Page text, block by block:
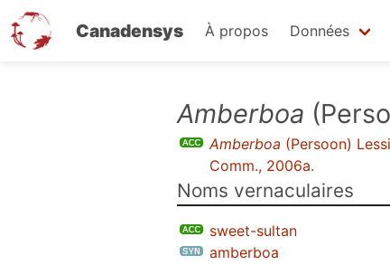
Canadensys À propos Données
Amberboa
Amberboa (Persoon)
Comm., 2006a.
Noms vernaculaires
sweet-sultan
amberboa